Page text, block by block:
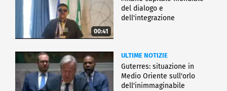
00:41
del dialogo e
dell'integrazione
ULTIME NOTIZIE
Guterres: situazione in
Medio Oriente sull'orlo
dell'inimmaginabile